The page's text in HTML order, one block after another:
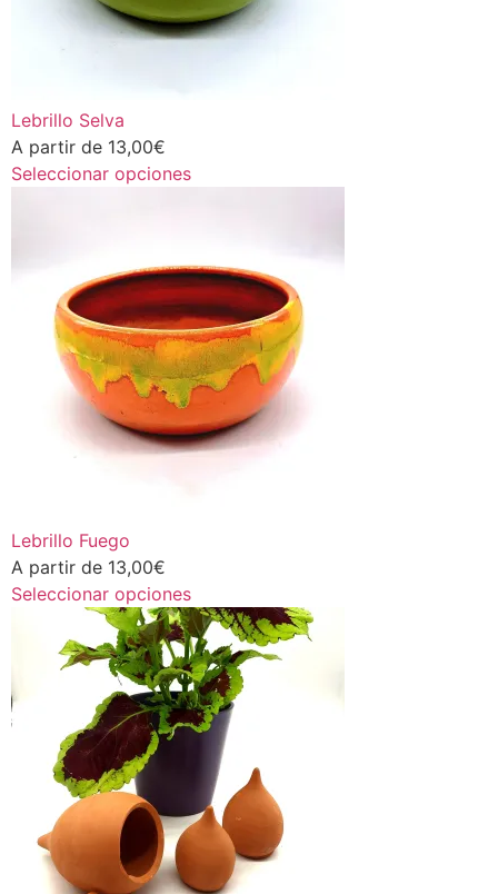
Lebrillo Selva
A partir de 13,00€
Seleccionar opciones
Lebrillo Fuego
A partir de 13,00€
Seleccionar opciones